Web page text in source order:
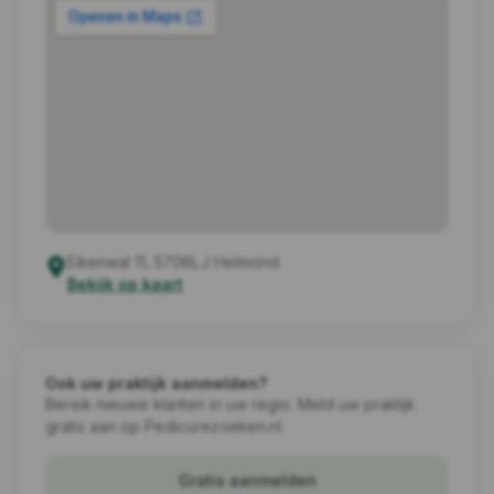
Eikenwal 11, 5706LJ Helmond
Bekijk op kaart
Ook uw praktijk aanmelden?
Bereik nieuwe klanten in uw regio. Meld uw praktijk
gratis aan op Pedicurezoeken.nl.
Gratis aanmelden